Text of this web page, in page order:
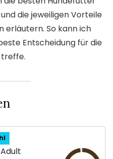
die jeweiligen Vorteile
erläutern. So kann ich
Entscheidung für die
treffe.